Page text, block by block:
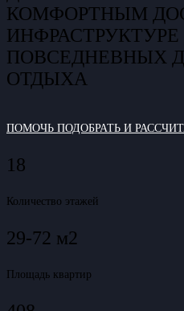
КОМФОРТНЫМ
ИНФРАСТРУКТУРЕ
ПОВСЕДНЕВНЫХ
ОТДЫХА
ПОМОЧЬ ПОДОБРАТЬ И
18
Количество этажей
29-72 м2
Площадь квартир